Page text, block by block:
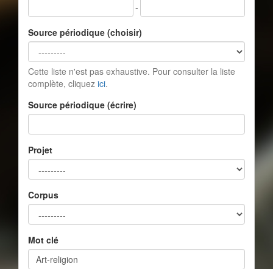
-
Source périodique (choisir)
Cette liste n'est pas exhaustive. Pour consulter la liste
complète, cliquez ici.
Source périodique (écrire)
Projet
Corpus
Mot clé